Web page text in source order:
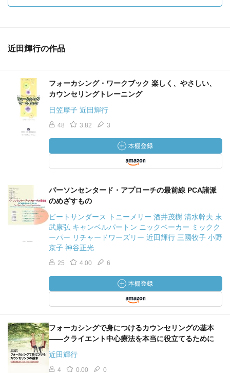
近田輝行の作品
フォーカシング・ワークブック 楽しく、やさしい、
カウンセリングトレーニング
日笠摩子 近田輝行
48 3.82 3
パーソンセンタード・アプローチの最前線 PCA諸派
のめざすもの
ピートサンダース トニーメリー 酒井茂樹 清水幹夫 末
武康弘 キャンベルパートン ニックベーカー ミックク
ーパー リチャードワーズリー 近田輝行 三國牧子 小野
京子 神谷正光
25 4.00 6
フォーカシングで身につけるカウンセリングの基本
――クライエント中心療法を本当に役立てるために
近田輝行
4 0.00 0